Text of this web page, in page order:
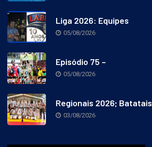
Liga 2026: Equipes
05/08/2026
Episódio 75 –
05/08/2026
Regionais 2026; Batatais
03/08/2026